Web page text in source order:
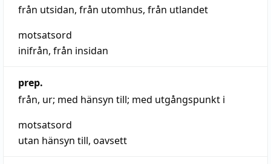
från utsidan, från utomhus, från utlandet
motsatsord
inifrån, från insidan
prep.
från, ur; med hänsyn till; med utgångspunkt i
motsatsord
utan hänsyn till, oavsett